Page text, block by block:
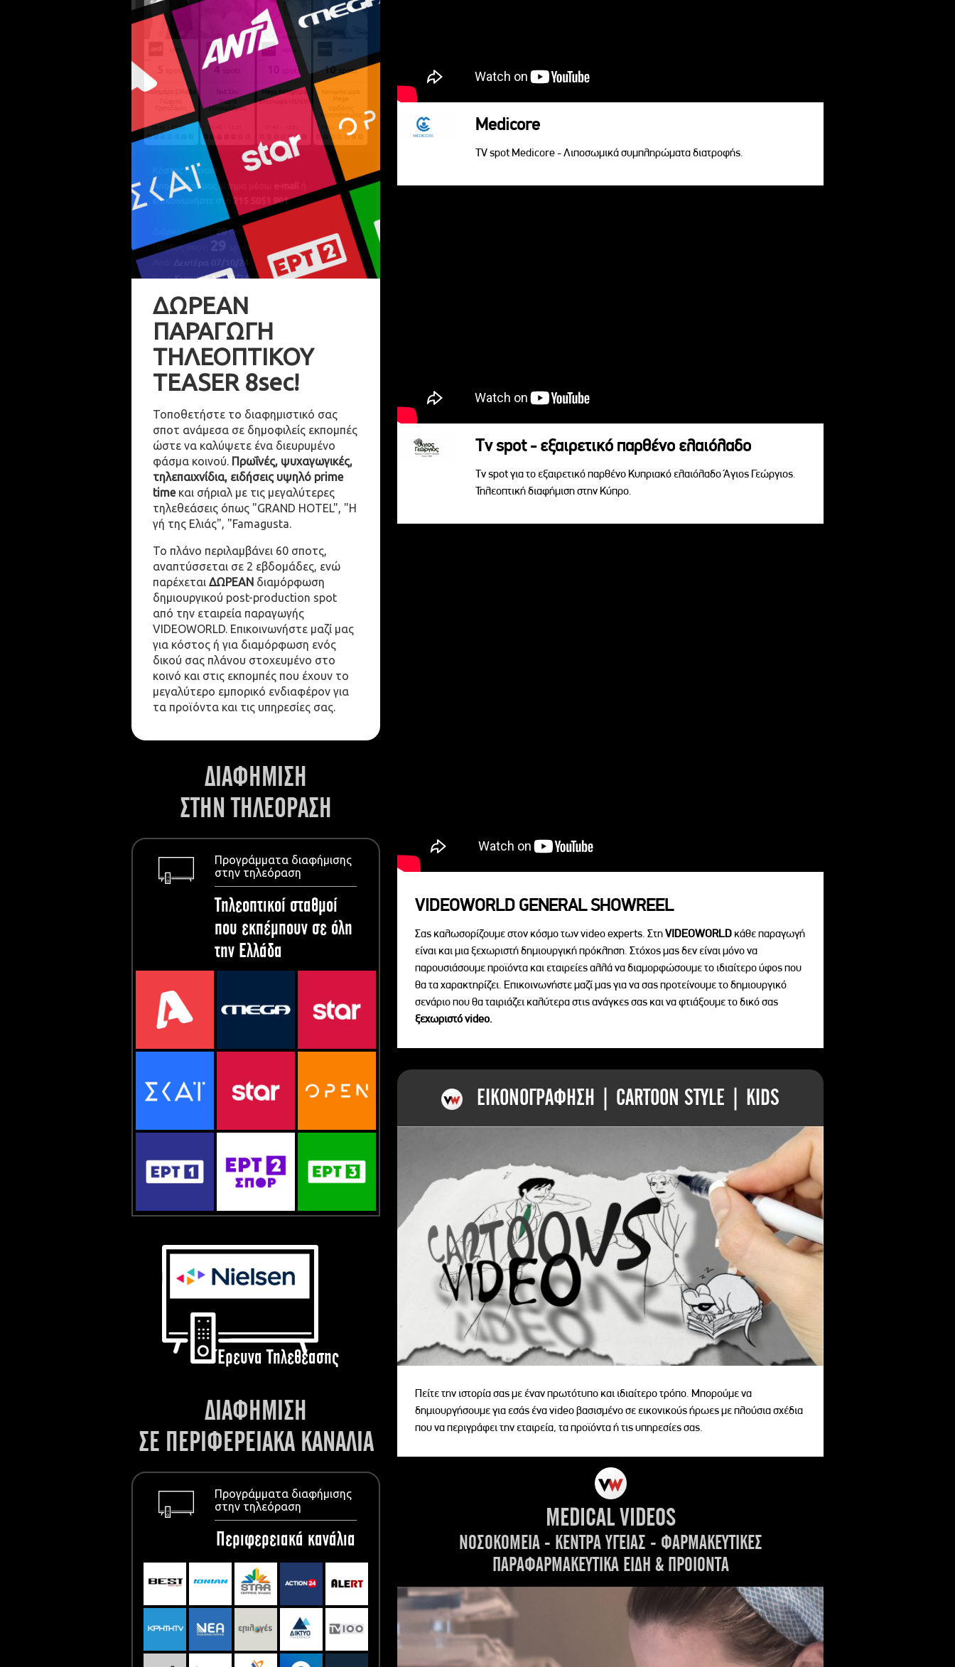
ΔΩΡΕΑΝ
ΠΑΡΑΓΩΓΗ
ΤΗΛΕΟΠΤΙΚΟΥ
TEASER 8sec!
Τοποθετήστε το διαφημιστικό σας
σποτ ανάμεσα σε δημοφιλείς εκπομπές
ώστε να καλύψετε ένα διευρυμένο
φάσμα κοινού. Πρωΐνές, ψυχαγωγικές,
τηλεπαιχνίδια, ειδήσεις υψηλό prime
timeκαι σήριαλ με τις μεγαλύτερες
τηλεθεάσεις όπως "GRAND HOTEL", "Η
γή της Ελιάς", "Famagusta.
Το πλάνο περιλαμβάνει 60 σποτς,
αναπτύσσεται σε 2 εβδομάδες, ενώ
παρέχεται ΔΩΡΕΑΝ διαμόρφωση
δημιουργικού post-production spot
από την εταιρεία παραγωγής
VIDEOWORLD. Επικοινωνήστε μαζί μας
για κόστος ή για διαμόρφωση ενός
δικού σας πλάνου στοχευμένο στο
κοινό και στις εκπομπές που έχουν το
μεγαλύτερο εμπορικό ενδιαφέρον για
τα προϊόντα και τις υπηρεσίες σας.
ΔΙΑΦΗΜΙΣΗ
ΣΤΗΝ ΤΗΛΕΟΡΑΣΗ
Προγράμματα διαφήμισης
στην τηλεόραση
Τηλεοπτικοί σταθμοί
που εκπέμπουν σε όλη
την Ελλάδα
Έρευνα Τηλεθέασης
ΔΙΑΦΗΜΙΣΗ
ΣΕ ΠΕΡΙΦΕΡΕΙΑΚΑ ΚΑΝΑΛΙΑ
Προγράμματα διαφήμισης
στην τηλεόραση
Περιφερειακά κανάλια
Medicore
TV spot Medicore - Λιποσωμικά συμπληρώματα διατροφής.
Tv spot - εξαιρετικό παρθένο ελαιόλαδο
Tv spot για το εξαιρετικό παρθένο Κυπριακό ελαιόλαδο Άγιος Γεώργιος.
Τηλεοπτική διαφήμιση στην Κύπρο.
VIDEOWORLD GENERAL SHOWREEL
Σας καλωσορίζουμε στον κόσμο των video experts. ΣτηVIDEOWORLD κάθε παραγωγή
είναι και μια ξεχωριστή δημιουργική πρόκληση. Στόχος μας δεν είναι μόνο να
παρουσιάσουμε προϊόντα και εταιρείες αλλά να διαμορφώσουμε το ιδιαίτερο ύφος που
θα τα χαρακτηρίζει. Επικοινωνήστε μαζί μας για να σας προτείνουμε το δημιουργικό
σενάριο που θα ταιριάζει καλύτερα στις ανάγκες σας και να φτιάξουμε το δικό σας
ξεχωριστό videο.
ΕΙΚΟΝΟΓΡΑΦΗΣΗ | CARTOON STYLE | KIDS
Πείτε την ιστορία σας με έναν πρωτότυπο και ιδιαίτερο τρόπο. Μπορούμε να
δημιουργήσουμε για εσάς ένα video βασισμένο σε εικονικούς ήρωες με πλούσια σχέδια
που να περιγράφει την εταιρεία, τα προϊόντα ή τις υπηρεσίες σας.
MEDICAL VIDEOS
ΝΟΣΟΚΟΜΕΙΑ - ΚΕΝΤΡΑ ΥΓΕΙΑΣ - ΦΑΡΜΑΚΕΥΤΙΚΕΣ
ΠΑΡΑΦΑΡΜΑΚΕΥΤΙΚΑ ΕΙΔΗ & ΠΡΟΙΟΝΤΑ